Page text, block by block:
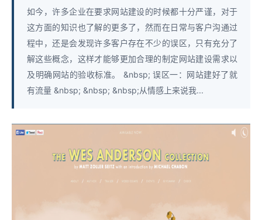
如今，许多企业在要求网站建设的时候都十分严谨，对于
这方面的知识也了解的更多了，然而在日常与客户沟通过
程中，还是会发现许多客户存在不少的误区，只有充分了
解这些概念，这样才能够更加合理的制定网站建设需求以
及明确网站的验收标准。 &nbsp; 误区一：网站建好了就
有流量 &nbsp; &nbsp; &nbsp;从情感上来说我...